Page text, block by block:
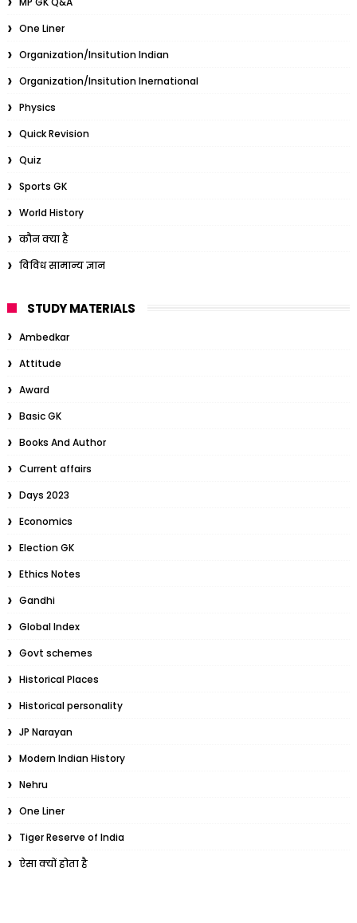
One Liner
Organization/Insitution Indian
Organization/Insitution Inernational
Physics
Quick Revision
Quiz
Sports GK
World History
कौन क्या है
विविध सामान्य ज्ञान
STUDY MATERIALS
Ambedkar
Attitude
Award
Basic GK
Books And Author
Current affairs
Days 2023
Economics
Election GK
Ethics Notes
Gandhi
Global Index
Govt schemes
Historical Places
Historical personality
JP Narayan
Modern Indian History
Nehru
One Liner
Tiger Reserve of India
ऐसा क्यों होता है